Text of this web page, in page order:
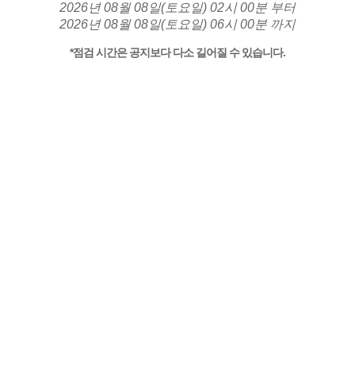
2026년 08월 08일(토요일) 02시 00분 부터
2026년 08월 08일(토요일) 06시 00분 까지
*점검 시간은 공지보다 다소 길어질 수 있습니다.